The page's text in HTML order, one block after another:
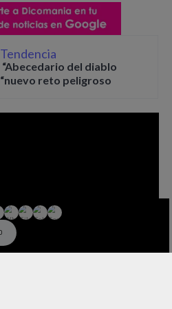
Tendencia
“Abecedario del diablo
“nuevo reto peligroso